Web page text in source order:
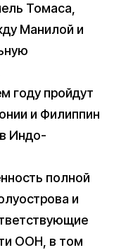
Томаса,
Манилой и
году пройдут
и Филиппин
Индо-
полной
и
ООН, в том